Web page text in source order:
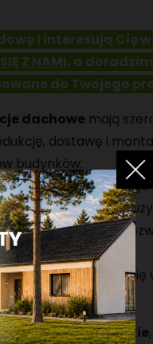
i interesują Cię
Z NAMI, a
do Twojego
dachowe mają
dostawę i
budynków:
do
konstrukcja dla
– doskonałe
hodowlanych.
– sprawdzą się
i innych obiektach.
region świętokrzyskie